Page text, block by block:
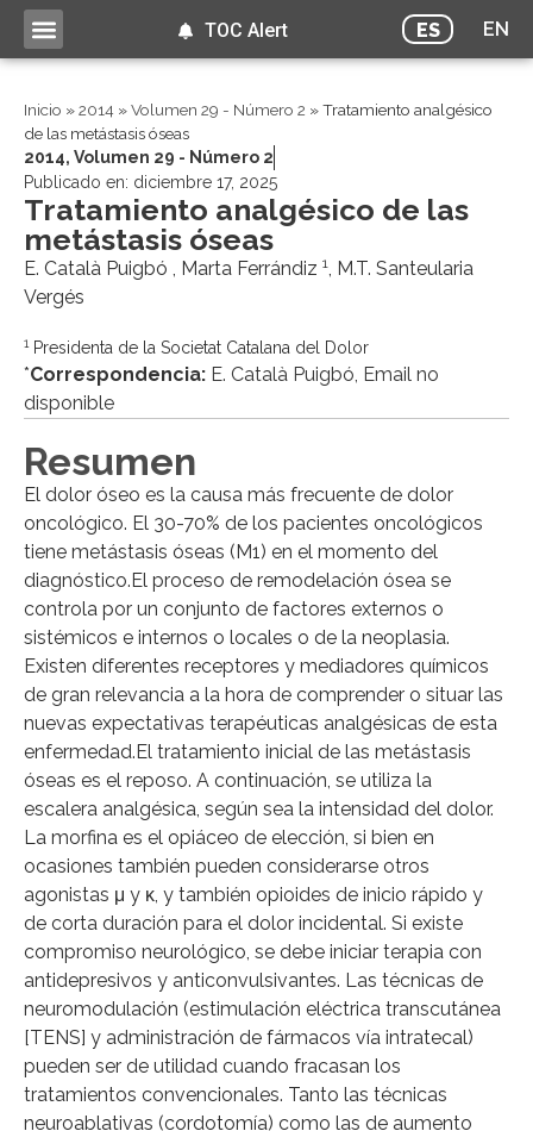
ES EN
TOC Alert
Inicio »2014 »Volumen 29 - Número 2 »Tratamiento analgésico
de las metástasis óseas
2014, Volumen 29 - Número 2
Publicado en: diciembre 17, 2025
Tratamiento analgésico de las
metástasis óseas
E. Català Puigbó , Marta Ferrándiz 1, M.T. Santeularia
Vergés
1Presidenta de la Societat Catalana del Dolor
*Correspondencia: E. Català Puigbó, Email no
disponible
Resumen
El dolor óseo es la causa más frecuente de dolor
oncológico. El 30-70% de los pacientes oncológicos
tiene metástasis óseas (M1) en el momento del
diagnóstico.El proceso de remodelación ósea se
controla por un conjunto de factores externos o
sistémicos e internos o locales o de la neoplasia.
Existen diferentes receptores y mediadores químicos
de gran relevancia a la hora de comprender o situar las
nuevas expectativas terapéuticas analgésicas de esta
enfermedad.El tratamiento inicial de las metástasis
óseas es el reposo. A continuación, se utiliza la
escalera analgésica, según sea la intensidad del dolor.
La morfina es el opiáceo de elección, si bien en
ocasiones también pueden considerarse otros
agonistas μ y κ, y también opioides de inicio rápido y
de corta duración para el dolor incidental. Si existe
compromiso neurológico, se debe iniciar terapia con
antidepresivos y anticonvulsivantes. Las técnicas de
neuromodulación (estimulación eléctrica transcutánea
[TENS] y administración de fármacos vía intratecal)
pueden ser de utilidad cuando fracasan los
tratamientos convencionales. Tanto las técnicas
neuroablativas (cordotomía) como las de aumento